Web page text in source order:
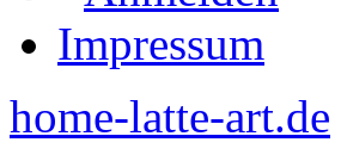
Impressum
home-latte-art.de